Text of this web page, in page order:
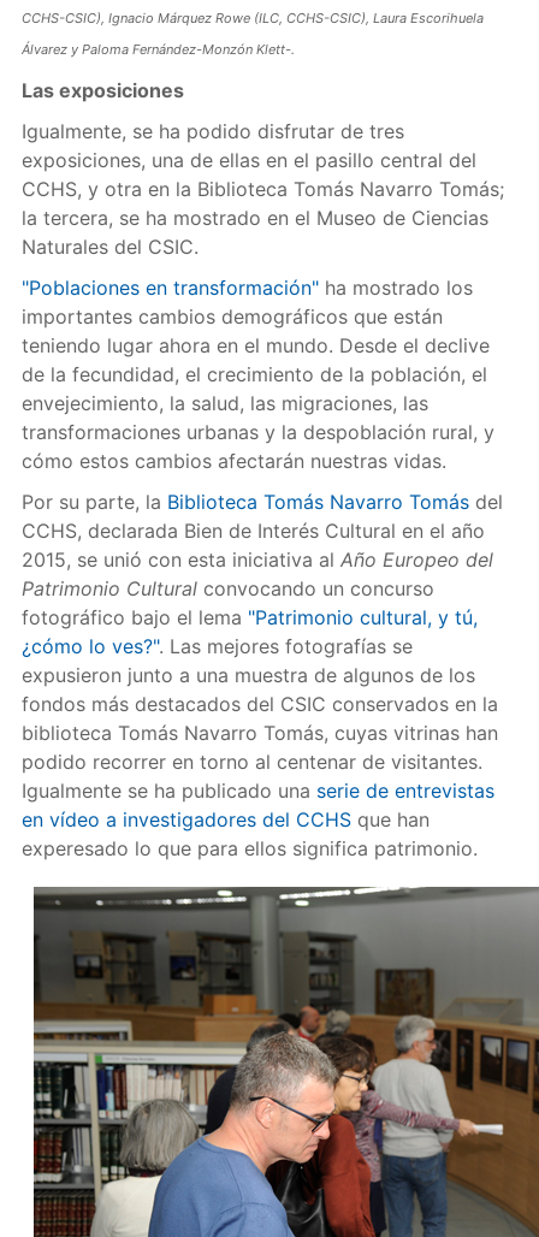
CCHS-CSIC), Ignacio Márquez Rowe (ILC, CCHS-CSIC), Laura Escorihuela
Álvarez y Paloma Fernández-Monzón Klett-.
Las exposiciones
Igualmente, se ha podido disfrutar de tres
exposiciones, una de ellas en el pasillo central del
CCHS, y otra en la Biblioteca Tomás Navarro Tomás;
la tercera, se ha mostrado en el Museo de Ciencias
Naturales del CSIC.
"Poblaciones en transformación"ha mostrado los
importantes cambios demográficos que están
teniendo lugar ahora en el mundo. Desde el declive
de la fecundidad, el crecimiento de la población, el
envejecimiento, la salud, las migraciones, las
transformaciones urbanas y la despoblación rural, y
cómo estos cambios afectarán nuestras vidas.
Por su parte, la Biblioteca Tomás Navarro Tomásdel
CCHS, declarada Bien de Interés Cultural en el año
2015, se unió con esta iniciativa al Año Europeo del
Patrimonio Cultural convocando un concurso
fotográfico bajo el lema "Patrimonio cultural, y tú,
¿cómo lo ves?". Las mejores fotografías se
expusieron junto a una muestra de algunos de los
fondos más destacados del CSIC conservados en la
biblioteca Tomás Navarro Tomás, cuyas vitrinas han
podido recorrer en torno al centenar de visitantes.
Igualmente se ha publicado una serie de entrevistas
en vídeo a investigadores del CCHSque han
experesado lo que para ellos significa patrimonio.